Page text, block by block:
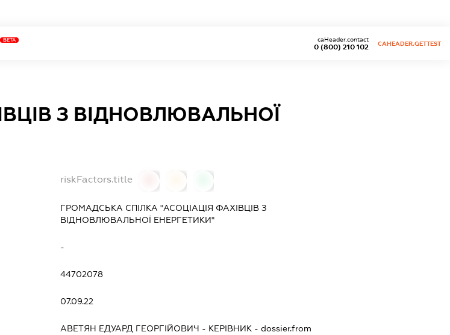
BETA
0 (800) 210 102
caHeader.contact
CAHEADER.GETTEST
З ВІДНОВЛЮВАЛЬНОЇ
riskFactors.title
ГРОМАДСЬКА СПІЛКА "АСОЦІАЦІЯ ФАХІВЦІВ З
ВІДНОВЛЮВАЛЬНОЇ ЕНЕРГЕТИКИ"
-
44702078
07.09.22
АВЕТЯН ЕДУАРД ГЕОРГІЙОВИЧ - КЕРІВНИК - dossier.from